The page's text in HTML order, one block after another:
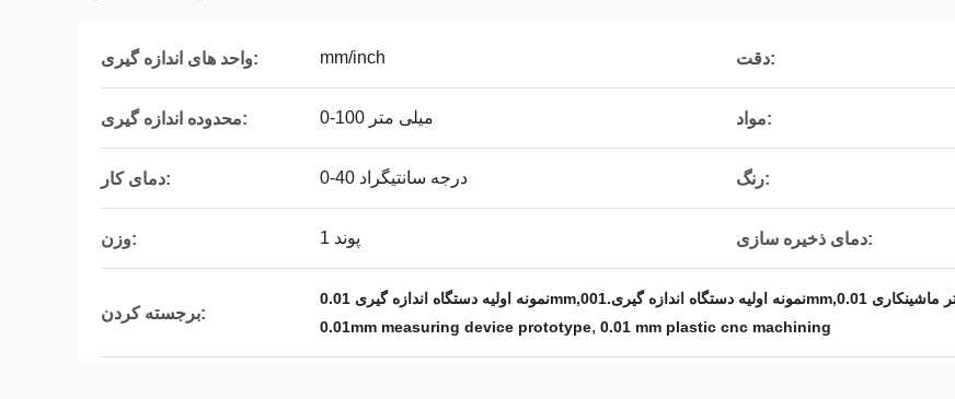
واحد های اندازه گیری: mm/inch دقت:
محدوده اندازه گیری: 0-100 میلی متر مواد:
دمای کار: 0-40 درجه سانتیگراد رنگ:
وزن: 1 پوند دمای ذخیره سازی:
برجسته کردن:
0.01mm measuring device prototype, 0.01 mm plastic cnc machining